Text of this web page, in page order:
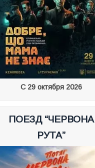
С 29 октября 2026
ПОЕЗД “ЧЕРВОНА
РУТА”